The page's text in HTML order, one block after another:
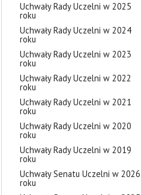
Uchwały Rady Uczelni w 2025
roku
Uchwały Rady Uczelni w 2024
roku
Uchwały Rady Uczelni w 2023
roku
Uchwały Rady Uczelni w 2022
roku
Uchwały Rady Uczelni w 2021
roku
Uchwały Rady Uczelni w 2020
roku
Uchwały Rady Uczelni w 2019
roku
Uchwały Senatu Uczelni w 2026
roku